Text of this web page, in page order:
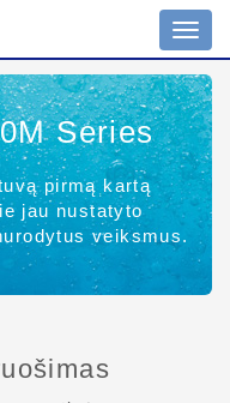
Series
pirmą kartą
jau nustatyto
veiksmus.